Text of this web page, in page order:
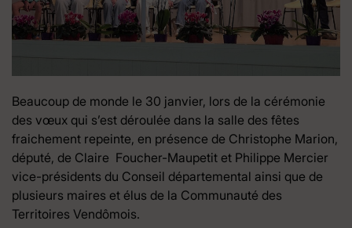
Beaucoup de monde le 30 janvier, lors de la cérémonie
des vœux qui s’est déroulée dans la salle des fêtes
fraichement repeinte, en présence de Christophe Marion,
député, de Claire Foucher-Maupetit et Philippe Mercier
vice-présidents du Conseil départemental ainsi que de
plusieurs maires et élus de la Communauté des
Territoires Vendômois.